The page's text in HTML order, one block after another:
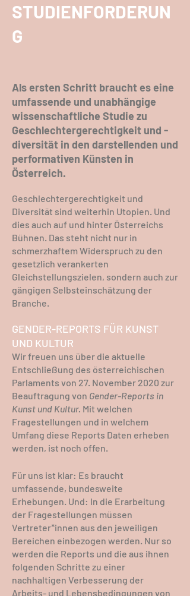
STUDIENFORDERUN
G
Als ersten Schritt braucht es eine
umfassende und unabhängige
wissenschaftliche Studie zu
Geschlechtergerechtigkeit und -
diversität in den darstellenden und
performativen Künsten in
Österreich.
Geschlechtergerechtigkeit und
Diversität sind weiterhin Utopien. Und
dies auch auf und hinter Österreichs
Bühnen. Das steht nicht nur in
schmerzhaftem Widerspruch zu den
gesetzlich verankerten
Gleichstellungszielen, sondern auch zur
gängigen Selbsteinschätzung der
Branche.
GENDER-REPORTS FÜR KUNST
UND KULTUR
Wir freuen uns über die aktuelle
Entschließung des österreichischen
Parlaments von 27. November 2020 zur
Beauftragung von Gender-Reports in
Kunst und Kultur. Mit welchen
Fragestellungen und in welchem
Umfang diese Reports Daten erheben
werden, ist noch offen.
Für uns ist klar: Es braucht
umfassende, bundesweite
Erhebungen. Und: In die Erarbeitung
der Fragestellungen müssen
Vertreter*innen aus den jeweiligen
Bereichen einbezogen werden. Nur so
werden die Reports und die aus ihnen
folgenden Schritte zu einer
nachhaltigen Verbesserung der
Arbeits- und Lebensbedingungen von